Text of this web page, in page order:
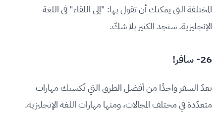
المختلفة التي يمكنك أن تقول بها: "إلى اللقاء" في اللغة
الإنجليزية. ستجد الكثير بلا شكّ.
26- سافر!
يعدّ السفر واحدًا من أفضل الطرق التي تُكسبك مهارات
متعدّدة في مختلف المجالات، ومنها مهارات اللغة الإنجليزية.